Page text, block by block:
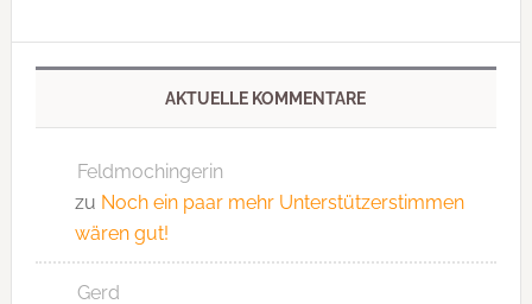
AKTUELLE KOMMENTARE
Feldmochingerin
zu Noch ein paar mehr Unterstützerstimmen
wären gut!
Gerd